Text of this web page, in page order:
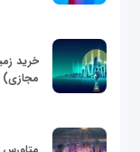
مجازی)